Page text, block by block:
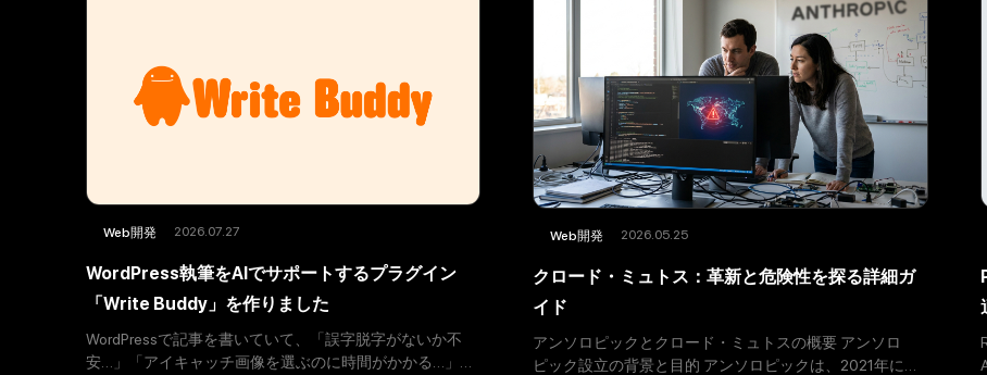
Web開発 2026.07.27
WordPress執筆をAIでサポートするプラグイン
「Write Buddy」を作りました
WordPressで記事を書いていて、「誤字脱字がないか不
安…」「アイキャッチ画像を選ぶのに時間がかかる…」
Web開発 2026.05.25
クロード・ミュトス：革新と危険性を探る詳細ガ
イド
アンソロピックとクロード・ミュトスの概要 アンソロ
ピック設立の背景と目的 アンソロピックは、2021年にダ